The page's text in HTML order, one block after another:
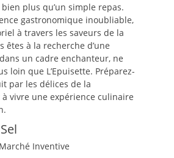
bien plus qu’un simple repas.
gastronomique inoubliable,
à travers les saveurs de la
êtes à la recherche d’une
un cadre enchanteur, ne
loin que L’Epuisette. Préparez-
par les délices de la
vivre une expérience culinaire
Inventive